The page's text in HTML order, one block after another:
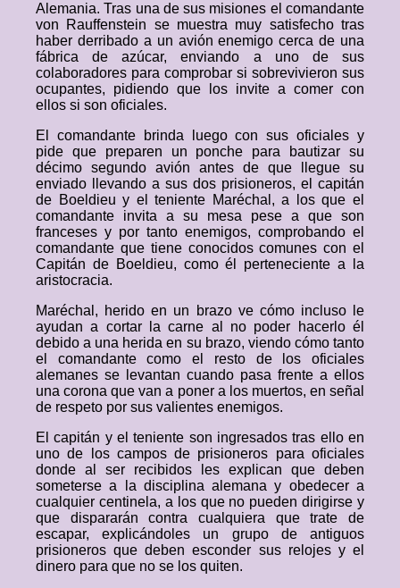
Alemania. Tras una de sus misiones el comandante
von Rauffenstein se muestra muy satisfecho tras
haber derribado a un avión enemigo cerca de una
fábrica de azúcar, enviando a uno de sus
colaboradores para comprobar si sobrevivieron sus
ocupantes, pidiendo que los invite a comer con
ellos si son oficiales.
El comandante brinda luego con sus oficiales y
pide que preparen un ponche para bautizar su
décimo segundo avión antes de que llegue su
enviado llevando a sus dos prisioneros, el capitán
de Boeldieu y el teniente Maréchal, a los que el
comandante invita a su mesa pese a que son
franceses y por tanto enemigos, comprobando el
comandante que tiene conocidos comunes con el
Capitán de Boeldieu, como él perteneciente a la
aristocracia.
Maréchal, herido en un brazo ve cómo incluso le
ayudan a cortar la carne al no poder hacerlo él
debido a una herida en su brazo, viendo cómo tanto
el comandante como el resto de los oficiales
alemanes se levantan cuando pasa frente a ellos
una corona que van a poner a los muertos, en señal
de respeto por sus valientes enemigos.
El capitán y el teniente son ingresados tras ello en
uno de los campos de prisioneros para oficiales
donde al ser recibidos les explican que deben
someterse a la disciplina alemana y obedecer a
cualquier centinela, a los que no pueden dirigirse y
que dispararán contra cualquiera que trate de
escapar, explicándoles un grupo de antiguos
prisioneros que deben esconder sus relojes y el
dinero para que no se los quiten.